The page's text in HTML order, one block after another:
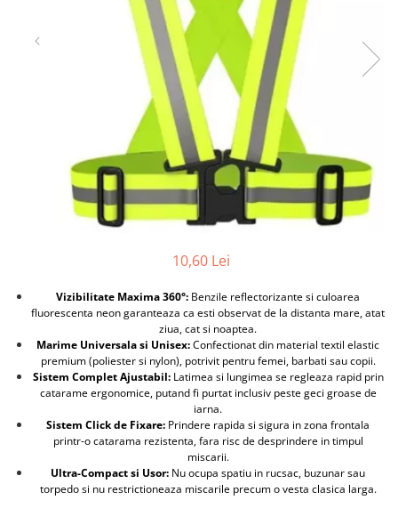
Cricuri Auto Hidraulice
Pneumatice si Trapezoidale
Generatoare curent
Macarale și vinciuri
Masini de gaurit si Insurubat
Pistol de Lipit
Polizoare
Pompe Combustibil
Prelungitoare
Protectia muncii
Scule Pneumatice
Slefuitoare
Motocositoare si Motosape
Rotopercutoare si bormasini
Taiat gresie si faianta
10,60 Lei
Vizibilitate Maxima 360°: Benzile reflectorizante si culoarea
fluorescenta neon garanteaza ca esti observat de la distanta mare, atat
ziua, cat si noaptea.
Marime Universala si Unisex:Confectionat din material textil elastic
premium (poliester si nylon), potrivit pentru femei, barbati sau copii.
Sistem Complet Ajustabil:Latimea si lungimea se regleaza rapid prin
catarame ergonomice, putand fi purtat inclusiv peste geci groase de
iarna.
Sistem Click de Fixare: Prindere rapida si sigura in zona frontala
printr-o catarama rezistenta, fara risc de desprindere in timpul
miscarii.
Ultra-Compact si Usor: Nu ocupa spatiu in rucsac, buzunar sau
torpedo si nu restrictioneaza miscarile precum o vesta clasica larga.